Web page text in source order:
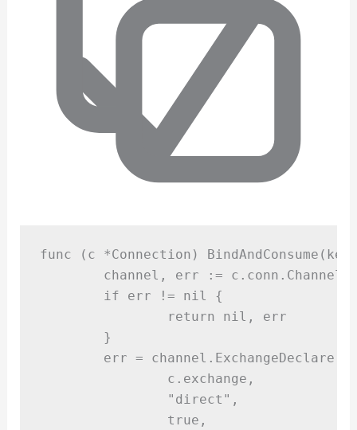
func ( c *Connection ) BindAndConsume (
	channel
, err := c . conn . Channel
if err != nil
{
return
nil,
err
}
	err
= channel . ExchangeDeclare
		c
. exchange ,
" direct " ,
true,